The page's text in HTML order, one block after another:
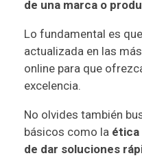
de una marca o
Lo fundamental es
actualizada en las
online para que
excelencia.
No olvides también
básicos como la ética
de dar soluciones